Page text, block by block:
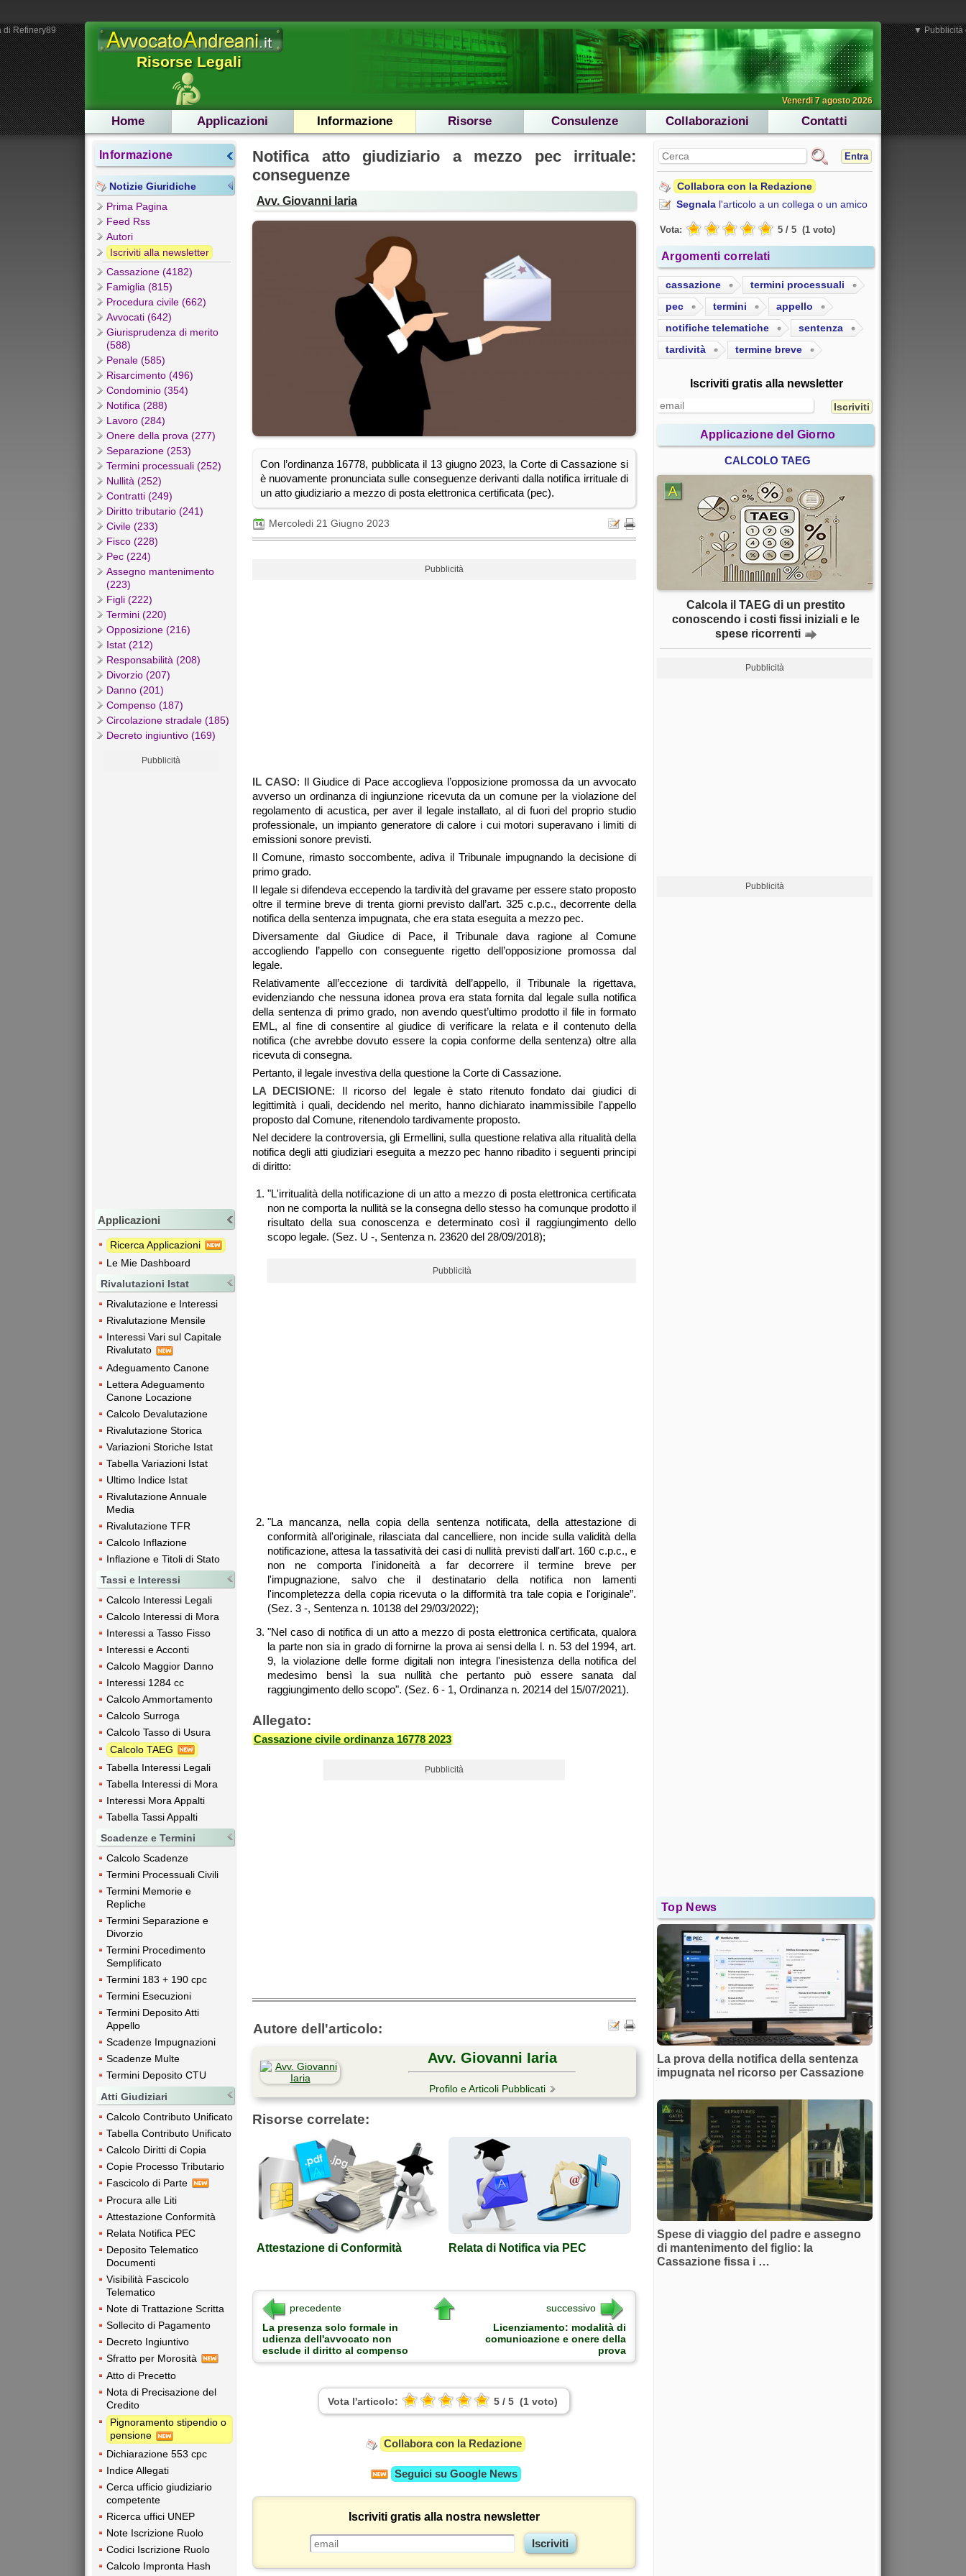
Risorse Legali
Venerdi 7 agosto 2026
Home Applicazioni Informazione Risorse Consulenze Collaborazioni Contatti
Informazione
Notizie Giuridiche
Prima Pagina
Feed Rss
Autori
Iscriviti alla newsletter
Cassazione (4182)
Famiglia (815)
Procedura civile (662)
Avvocati (642)
Giurisprudenza di merito
(588)
Penale (585)
Risarcimento (496)
Condominio (354)
Notifica (288)
Lavoro (284)
Onere della prova (277)
Separazione (253)
Termini processuali (252)
Nullità (252)
Contratti (249)
Diritto tributario (241)
Civile (233)
Fisco (228)
Pec (224)
Assegno mantenimento
(223)
Figli (222)
Termini (220)
Opposizione (216)
Istat (212)
Responsabilità (208)
Divorzio (207)
Danno (201)
Compenso (187)
Circolazione stradale (185)
Decreto ingiuntivo (169)
Pubblicità
Applicazioni
Ricerca Applicazioni
Le Mie Dashboard
Rivalutazioni Istat
Rivalutazione e Interessi
Rivalutazione Mensile
Interessi Vari sul Capitale
Rivalutato
Adeguamento Canone
Lettera Adeguamento
Canone Locazione
Calcolo Devalutazione
Rivalutazione Storica
Variazioni Storiche Istat
Tabella Variazioni Istat
Ultimo Indice Istat
Rivalutazione Annuale
Media
Rivalutazione TFR
Calcolo Inflazione
Inflazione e Titoli di Stato
Tassi e Interessi
Calcolo Interessi Legali
Calcolo Interessi di Mora
Interessi a Tasso Fisso
Interessi e Acconti
Calcolo Maggior Danno
Interessi 1284 cc
Calcolo Ammortamento
Calcolo Surroga
Calcolo Tasso di Usura
Calcolo TAEG
Tabella Interessi Legali
Tabella Interessi di Mora
Interessi Mora Appalti
Tabella Tassi Appalti
Scadenze e Termini
Calcolo Scadenze
Termini Processuali Civili
Termini Memorie e
Repliche
Termini Separazione e
Divorzio
Termini Procedimento
Semplificato
Termini 183 + 190 cpc
Termini Esecuzioni
Termini Deposito Atti
Appello
Scadenze Impugnazioni
Scadenze Multe
Termini Deposito CTU
Atti Giudiziari
Calcolo Contributo Unificato
Tabella Contributo Unificato
Calcolo Diritti di Copia
Copie Processo Tributario
Fascicolo di Parte
Procura alle Liti
Attestazione Conformità
Relata Notifica PEC
Deposito Telematico
Documenti
Visibilità Fascicolo
Telematico
Note di Trattazione Scritta
Sollecito di Pagamento
Decreto Ingiuntivo
Sfratto per Morosità
Atto di Precetto
Nota di Precisazione del
Credito
Pignoramento stipendio o
pensione
Dichiarazione 553 cpc
Indice Allegati
Cerca ufficio giudiziario
competente
Ricerca uffici UNEP
Note Iscrizione Ruolo
Codici Iscrizione Ruolo
Calcolo Impronta Hash
Notifica atto giudiziario a mezzo pec irrituale:
conseguenze
Avv. Giovanni Iaria
Con l’ordinanza 16778, pubblicata il 13 giugno 2023, la Corte di Cassazione si
è nuovamente pronunciata sulle conseguenze derivanti dalla notifica irrituale di
un atto giudiziario a mezzo di posta elettronica certificata (pec).
Mercoledi 21 Giugno 2023
Pubblicità
IL CASO: Il Giudice di Pace accoglieva l’opposizione promossa da un avvocato
avverso un ordinanza di ingiunzione ricevuta da un comune per la violazione del
regolamento di acustica, per aver il legale installato, al di fuori del proprio studio
professionale, un impianto generatore di calore i cui motori superavano i limiti di
emissioni sonore previsti.
Il Comune, rimasto soccombente, adiva il Tribunale impugnando la decisione di
primo grado.
Il legale si difendeva eccependo la tardività del gravame per essere stato proposto
oltre il termine breve di trenta giorni previsto dall’art. 325 c.p.c., decorrente della
notifica della sentenza impugnata, che era stata eseguita a mezzo pec.
Diversamente dal Giudice di Pace, il Tribunale dava ragione al Comune
accogliendo l’appello con conseguente rigetto dell’opposizione promossa dal
legale.
Relativamente all’eccezione di tardività dell’appello, il Tribunale la rigettava,
evidenziando che nessuna idonea prova era stata fornita dal legale sulla notifica
della sentenza di primo grado, non avendo quest’ultimo prodotto il file in formato
EML, al fine di consentire al giudice di verificare la relata e il contenuto della
notifica (che avrebbe dovuto essere la copia conforme della sentenza) oltre alla
ricevuta di consegna.
Pertanto, il legale investiva della questione la Corte di Cassazione.
LA DECISIONE: Il ricorso del legale è stato ritenuto fondato dai giudici di
legittimità i quali, decidendo nel merito, hanno dichiarato inammissibile l'appello
proposto dal Comune, ritenendolo tardivamente proposto.
Nel decidere la controversia, gli Ermellini, sulla questione relativa alla ritualità della
notifica degli atti giudiziari eseguita a mezzo pec hanno ribadito i seguenti principi
di diritto:
"L'irritualità della notificazione di un atto a mezzo di posta elettronica certificata
non ne comporta la nullità se la consegna dello stesso ha comunque prodotto il
risultato della sua conoscenza e determinato così il raggiungimento dello
scopo legale. (Sez. U -, Sentenza n. 23620 del 28/09/2018);
Pubblicità
"La mancanza, nella copia della sentenza notificata, della attestazione di
conformità all'originale, rilasciata dal cancelliere, non incide sulla validità della
notificazione, attesa la tassatività dei casi di nullità previsti dall'art. 160 c.p.c., e
non ne comporta l'inidoneità a far decorrere il termine breve per
l'impugnazione, salvo che il destinatario della notifica non lamenti
l'incompletezza della copia ricevuta o la difformità tra tale copia e l'originale”.
(Sez. 3 -, Sentenza n. 10138 del 29/03/2022);
"Nel caso di notifica di un atto a mezzo di posta elettronica certificata, qualora
la parte non sia in grado di fornirne la prova ai sensi della l. n. 53 del 1994, art.
9, la violazione delle forme digitali non integra l'inesistenza della notifica del
medesimo bensì la sua nullità che pertanto può essere sanata dal
raggiungimento dello scopo". (Sez. 6 - 1, Ordinanza n. 20214 del 15/07/2021).
Allegato:
Cassazione civile ordinanza 16778 2023
Pubblicità
Autore dell'articolo:
Avv. Giovanni Iaria
Profilo e Articoli Pubblicati
Risorse correlate:
Attestazione di Conformità Relata di Notifica via PEC
precedente
successivo
La presenza solo formale in
udienza dell'avvocato non
esclude il diritto al compenso
Licenziamento: modalità di
comunicazione e onere della
prova
Vota l'articolo: 5 / 5 (1 voto)
Collabora con la Redazione
Seguici su Google News
Iscriviti gratis alla nostra newsletter
Entra
Collabora con la Redazione
Segnala l'articolo a un collega o un amico
Vota: 5 / 5 (1 voto)
Argomenti correlati
cassazione
termini processuali
pec
termini
appello
notifiche telematiche
sentenza
tardività
termine breve
Iscriviti gratis alla newsletter
Applicazione del Giorno
CALCOLO TAEG
Calcola il TAEG di un prestito
conoscendo i costi fissi iniziali e le
spese ricorrenti
Pubblicità
Pubblicità
Top News
La prova della notifica della sentenza
impugnata nel ricorso per Cassazione
Spese di viaggio del padre e assegno
di mantenimento del figlio: la
Cassazione fissa i …
Refinery89 ▼ Pubblicità